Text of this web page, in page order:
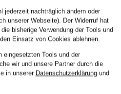
jederzeit nachträglich ändern oder
unserer Webseite). Der Widerruf hat
bisherige Verwendung der Tools und
Einsatz von Cookies ablehnen.
eingesetzten Tools und der
wir und unsere Partner durch die
in unserer Datenschutzerklärungund